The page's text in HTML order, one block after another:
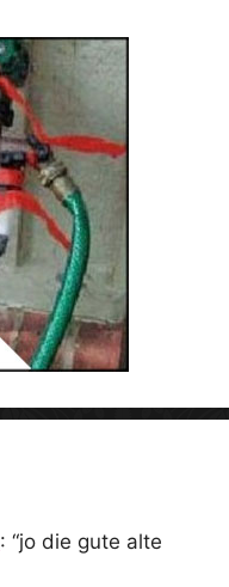
: “jo die gute alte